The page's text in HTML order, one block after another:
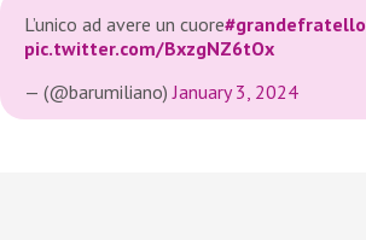
L’unico ad avere un cuore#grandefratello
pic.twitter.com/BxzgNZ6tOx
— (@barumiliano)January 3, 2024